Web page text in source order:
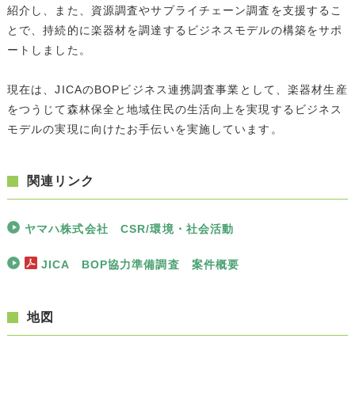
紹介し、また、資源調査やサプライチェーン調査を支援するこ
とで、持続的に楽器材を調達するビジネスモデルの構築をサポ
ートしました。
現在は、JICAのBOPビジネス連携調査事業として、楽器材生産
をつうじて森林保全と地域住民の生活向上を実現するビジネス
モデルの実現に向けたお手伝いを実施しています。
関連リンク
ヤマハ株式会社 CSR/環境・社会活動
JICA BOP協力準備調査 案件概要
地図